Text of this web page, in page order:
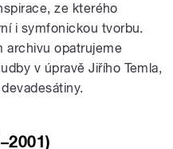
ze kterého
i symfonickou tvorbu.
archivu opatrujeme
v úpravě Jiřího Temla,